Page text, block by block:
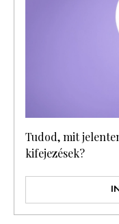
Tudod, mit
kifejezések?